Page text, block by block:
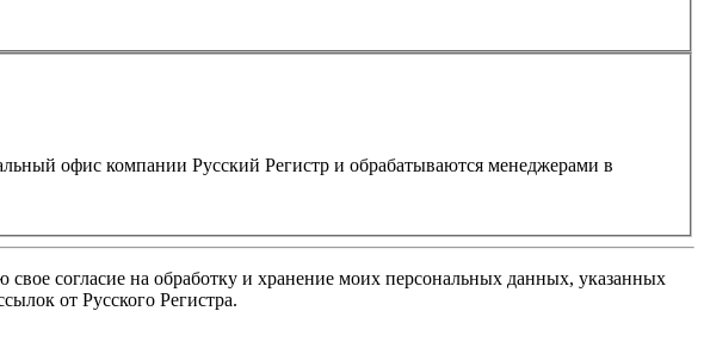
офис компании Русский Регистр и обрабатываются менеджерами в
свое согласие на обработку и хранение моих персональных данных, указанных
от Русского Регистра.